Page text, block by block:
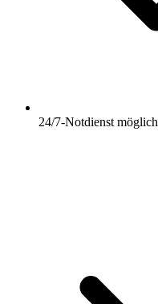
24/7-Notdienst möglich